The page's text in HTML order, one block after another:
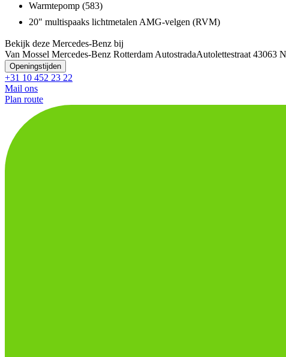
Warmtepomp (583)
20" multispaaks lichtmetalen AMG-velgen (RVM)
Bekijk deze Mercedes-Benz bij
Van Mossel Mercedes-Benz Rotterdam AutostradaAutolettestraat 43063
Openingstijden
+31 10 452 23 22
Mail ons
Plan route